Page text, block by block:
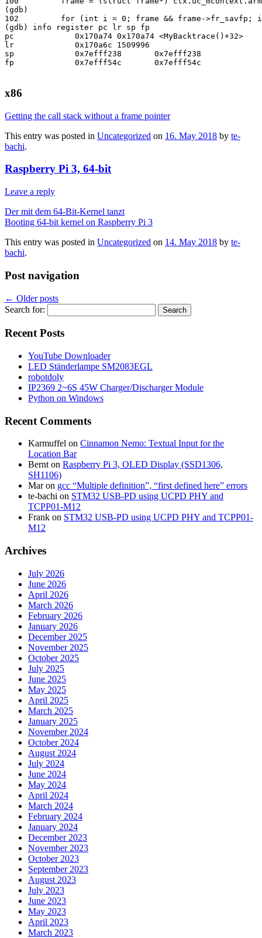
(gdb)
102         for (int i = 0; frame && frame->fr_savfp;
(gdb) info register pc lr sp fp
pc             0x170a74 0x170a74 <MyBacktrace()+32>
lr             0x170a6c 1509996
sp             0x7efff238       0x7efff238
fp             0x7efff54c       0x7efff54c
x86
Getting the call stack without a frame pointer
This entry was posted in Uncategorized on 16. May 2018 by te-
bachi.
Raspberry Pi 3, 64-bit
Leave a reply
Der mit dem 64-Bit-Kernel tanzt
Booting 64-bit kernel on Raspberry Pi 3
This entry was posted in Uncategorized on 14. May 2018 by te-
bachi.
Post navigation
← Older posts
Search for:
Recent Posts
YouTube Downloader
LED Ständerlampe SM2083EGL
robotdoly
IP2369 2~6S 45W Charger/Discharger Module
Python on Windows
Recent Comments
Karmuffel on Cinnamon Nemo: Textual Input for the
Location Bar
Bernt on Raspberry Pi 3, OLED Display (SSD1306,
SH1106)
Maron gcc “Multiple definition”, “first defined here” errors
te-bachi on STM32 USB-PD using UCPD PHY and
TCPP01-M12
Frank on STM32 USB-PD using UCPD PHY and TCPP01-
M12
Archives
July 2026
June 2026
April 2026
March 2026
February 2026
January 2026
December 2025
November 2025
October 2025
July 2025
June 2025
May 2025
April 2025
March 2025
January 2025
November 2024
October 2024
August 2024
July 2024
June 2024
May 2024
April 2024
March 2024
February 2024
January 2024
December 2023
November 2023
October 2023
September 2023
August 2023
July 2023
June 2023
May 2023
April 2023
March 2023